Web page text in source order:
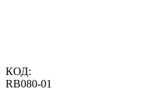
КОД:
RB080-01